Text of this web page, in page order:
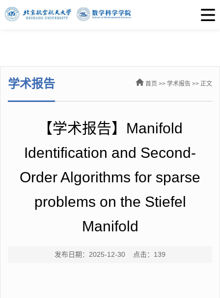
学术报告 首页 >> 学术报告 >> 正文
【学术报告】Manifold
Identification and Second-
Order Algorithms for sparse
problems on the Stiefel
Manifold
发布日期：2025-12-30 点击： 139